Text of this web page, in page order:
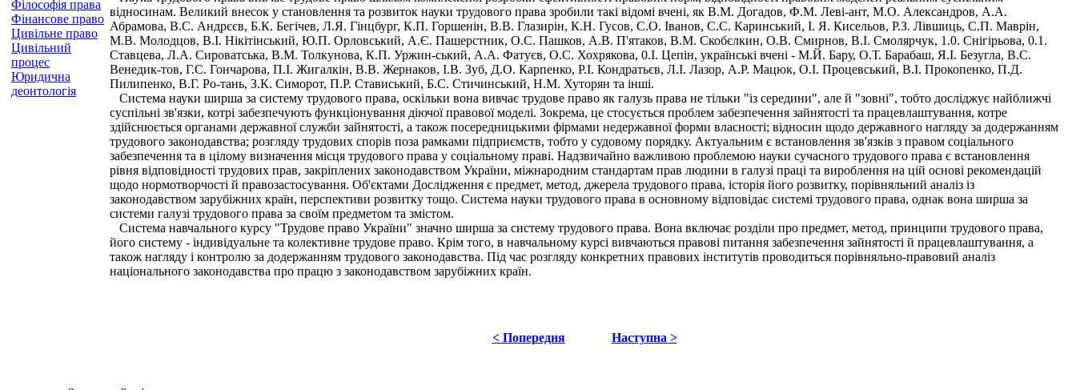
Філософія права
Фінансове право
Цивільне право
Цивільний
процес
Юридична
деонтологія
відносинам. Великий внесок у становлення та розвиток науки трудового права зробили такі відомі вчені, як В.М. Догадов, Ф.М. Леві-ант, М.О. Александров, А.А.
Абрамова, В.С. Андрєєв, Б.К. Бегічев, Л.Я. Гінцбург, К.П. Горшенін, В.В. Глазирін, К.Н. Гусов, С.О. Іванов, С.С. Каринський, І. Я. Кисельов, Р.З. Лівшиць, С.П. Маврін,
М.В. Молодцов, В.І. Нікітінський, Ю.П. Орловський, А.Є. Пашерстник, О.С. Пашков, А.В. П'ятаков, В.М. Скобєлкин, О.В. Смирнов, В.І. Смолярчук, 1.0. Снігірьова, 0.1.
Ставцева, Л.А. Сироватська, В.М. Толкунова, К.П. Уржин-ський, А.А. Фатуєв, О.С. Хохрякова, 0.І. Цепін, українські вчені - М.Й. Бару, О.Т. Барабаш, Я.І. Безугла, В.С.
Венедик-тов, Г.С. Гончарова, П.І. Жигалкін, В.В. Жернаков, І.В. Зуб, Д.О. Карпенко, Р.І. Кондратьєв, Л.І. Лазор, А.Р. Мацюк, О.І. Процевський, В.І. Прокопенко, П.Д.
Пилипенко, В.Г. Ро-тань, З.К. Симорот, П.Р. Стависький, Б.С. Стичинський, Н.М. Хуторян та інші.
Система науки ширша за систему трудового права, оскільки вона вивчає трудове право як галузь права не тільки "із середини", але й "зовні", тобто досліджує найближчі
суспільні зв'язки, котрі забезпечують функціонування діючої правової моделі. Зокрема, це стосується проблем забезпечення зайнятості та працевлаштування, котре
здійснюється органами державної служби зайнятості, а також посередницькими фірмами недержавної форми власності; відносин щодо державного нагляду за додержанням
трудового законодавства; розгляду трудових спорів поза рамками підприємств, тобто у судовому порядку. Актуальним є встановлення зв'язків з правом соціального
забезпечення та в цілому визначення місця трудового права у соціальному праві. Надзвичайно важливою проблемою науки сучасного трудового права є встановлення
рівня відповідності трудових прав, закріплених законодавством України, міжнародним стандартам прав людини в галузі праці та вироблення на цій основі рекомендацій
щодо нормотворчості й правозастосування. Об'єктами Дослідження є предмет, метод, джерела трудового права, історія його розвитку, порівняльний аналіз із
законодавством зарубіжних країн, перспективи розвитку тощо. Система науки трудового права в основному відповідає системі трудового права, однак вона ширша за
системи галузі трудового права за своїм предметом та змістом.
Система навчального курсу "Трудове право України" значно ширша за систему трудового права. Вона включає розділи про предмет, метод, принципи трудового права,
його систему - індивідуальне та колективне трудове право. Крім того, в навчальному курсі вивчаються правові питання забезпечення зайнятості й працевлаштування, а
також нагляду і контролю за додержанням трудового законодавства. Під час розгляду конкретних правових інститутів проводиться порівняльно-правовий аналіз
національного законодавства про працю з законодавством зарубіжних країн.
< Попередня Наступна >